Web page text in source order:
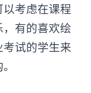
考虑在课程
，有的喜欢绘
试的学生来